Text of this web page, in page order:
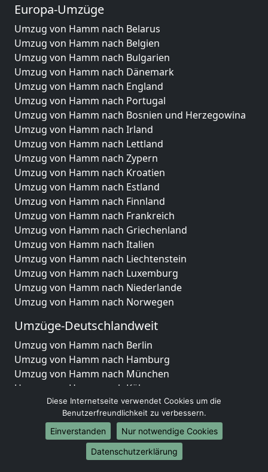
Europa-Umzüge
Umzug von Hamm nach Belarus
Umzug von Hamm nach Belgien
Umzug von Hamm nach Bulgarien
Umzug von Hamm nach Dänemark
Umzug von Hamm nach England
Umzug von Hamm nach Portugal
Umzug von Hamm nach Bosnien und Herzegowina
Umzug von Hamm nach Irland
Umzug von Hamm nach Lettland
Umzug von Hamm nach Zypern
Umzug von Hamm nach Kroatien
Umzug von Hamm nach Estland
Umzug von Hamm nach Finnland
Umzug von Hamm nach Frankreich
Umzug von Hamm nach Griechenland
Umzug von Hamm nach Italien
Umzug von Hamm nach Liechtenstein
Umzug von Hamm nach Luxemburg
Umzug von Hamm nach Niederlande
Umzug von Hamm nach Norwegen
Umzüge-Deutschlandweit
Umzug von Hamm nach Berlin
Umzug von Hamm nach Hamburg
Umzug von Hamm nach München
Umzug von Hamm nach Köln
Umzug von Hamm nach Frankfurt am Main
Umzug von Hamm nach Stuttgart
Umzug von Hamm nach Düsseldorf
Umzug von Hamm nach Leipzig
Umzug von Hamm nach Dortmund
Diese Internetseite verwendet Cookies um die
Benutzerfreundlichkeit zu verbessern.
Einverstanden
Nur notwendige Cookies
Datenschutzerklärung